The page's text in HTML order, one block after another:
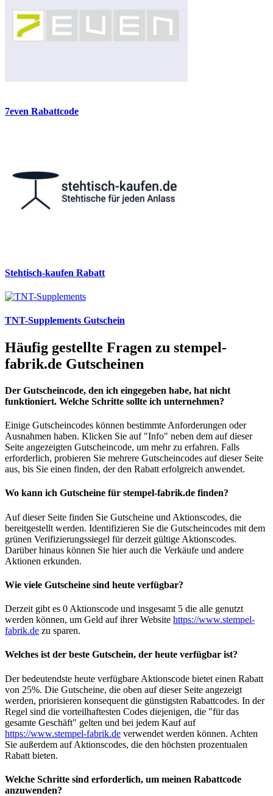
7even Rabattcode
Stehtisch-kaufen Rabatt
TNT-Supplements Gutschein
Häufig gestellte Fragen zu stempel-
fabrik.de Gutscheinen
Der Gutscheincode, den ich eingegeben habe, hat nicht
funktioniert. Welche Schritte sollte ich unternehmen?
Einige Gutscheincodes können bestimmte Anforderungen oder
Ausnahmen haben. Klicken Sie auf "Info" neben dem auf dieser
Seite angezeigten Gutscheincode, um mehr zu erfahren. Falls
erforderlich, probieren Sie mehrere Gutscheincodes auf dieser Seite
aus, bis Sie einen finden, der den Rabatt erfolgreich anwendet.
Wo kann ich Gutscheine für stempel-fabrik.de finden?
Auf dieser Seite finden Sie Gutscheine und Aktionscodes, die
bereitgestellt werden. Identifizieren Sie die Gutscheincodes mit dem
grünen Verifizierungssiegel für derzeit gültige Aktionscodes.
Darüber hinaus können Sie hier auch die Verkäufe und andere
Aktionen erkunden.
Wie viele Gutscheine sind heute verfügbar?
Derzeit gibt es 0 Aktionscode und insgesamt 5 die alle genutzt
werden können, um Geld auf ihrer Website https://www.stempel-
fabrik.de zu sparen.
Welches ist der beste Gutschein, der heute verfügbar ist?
Der bedeutendste heute verfügbare Aktionscode bietet einen Rabatt
von 25%. Die Gutscheine, die oben auf dieser Seite angezeigt
werden, priorisieren konsequent die günstigsten Rabattcodes. In der
Regel sind die vorteilhaftesten Codes diejenigen, die "für das
gesamte Geschäft" gelten und bei jedem Kauf auf
https://www.stempel-fabrik.de verwendet werden können. Achten
Sie außerdem auf Aktionscodes, die den höchsten prozentualen
Rabatt bieten.
Welche Schritte sind erforderlich, um meinen Rabattcode
anzuwenden?